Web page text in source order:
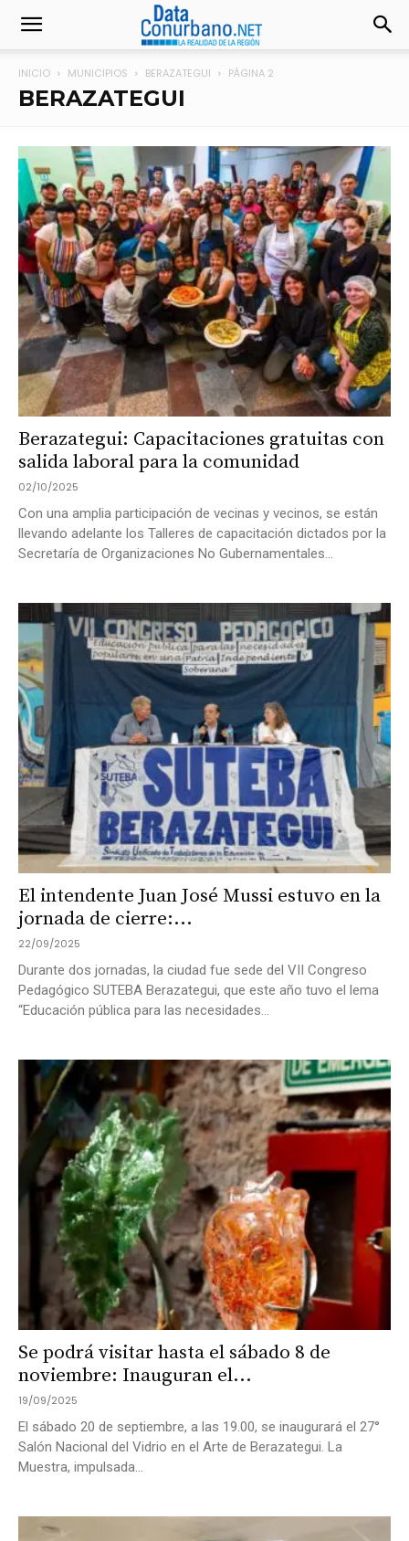
INICIO MUNICIPIOS BERAZATEGUI PÁGINA 2
BERAZATEGUI
Berazategui: Capacitaciones gratuitas con
salida laboral para la comunidad
02/10/2025
Con una amplia participación de vecinas y vecinos, se están
llevando adelante los Talleres de capacitación dictados por la
Secretaría de Organizaciones No Gubernamentales...
El intendente Juan José Mussi estuvo en la
jornada de cierre:...
22/09/2025
Durante dos jornadas, la ciudad fue sede del VII Congreso
Pedagógico SUTEBA Berazategui, que este año tuvo el lema
“Educación pública para las necesidades...
Se podrá visitar hasta el sábado 8 de
noviembre: Inauguran el...
19/09/2025
El sábado 20 de septiembre, a las 19.00, se inaugurará el 27°
Salón Nacional del Vidrio en el Arte de Berazategui. La
Muestra, impulsada...